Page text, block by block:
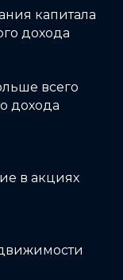
капитала
дохода
всего
дохода
в акциях